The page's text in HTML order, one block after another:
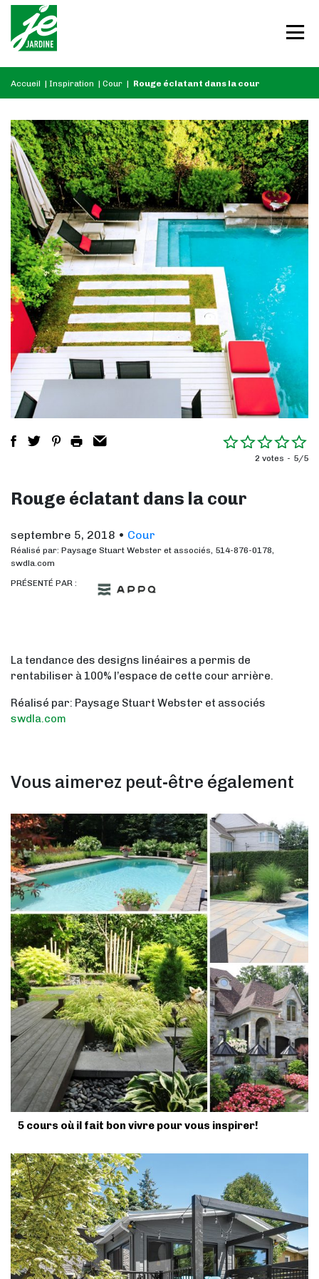
Accueil | Inspiration | Cour | Rouge éclatant dans la cour
2 votes 5/5
Rouge éclatant dans la cour
septembre 5, 2018 • Cour
Réalisé par: Paysage Stuart Webster et associés, 514-876-0178,
swdla.com
PRÉSENTÉ PAR :
La tendance des designs linéaires a permis de
rentabiliser à 100% l’espace de cette cour arrière.
Réalisé par: Paysage Stuart Webster et associés
swdla.com
Vous aimerez peut-être également
5 cours où il fait bon vivre pour vous inspirer!